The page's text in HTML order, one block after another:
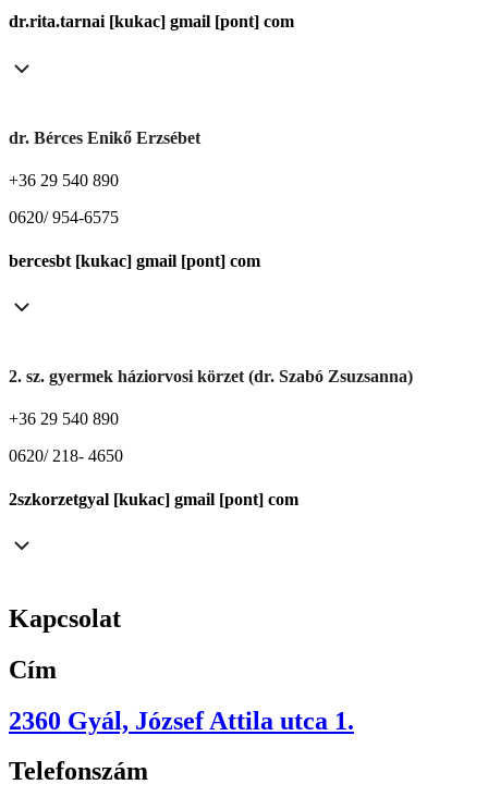
dr.rita.tarnai [kukac] gmail [pont] com
dr. Bérces Enikő Erzsébet
+36 29 540 890
0620/ 954-6575
bercesbt [kukac] gmail [pont] com
2. sz. gyermek háziorvosi körzet (dr. Szabó Zsuzsanna)
+36 29 540 890
0620/ 218- 4650
2szkorzetgyal [kukac] gmail [pont] com
Kapcsolat
Cím
2360 Gyál, József Attila utca 1.
Telefonszám